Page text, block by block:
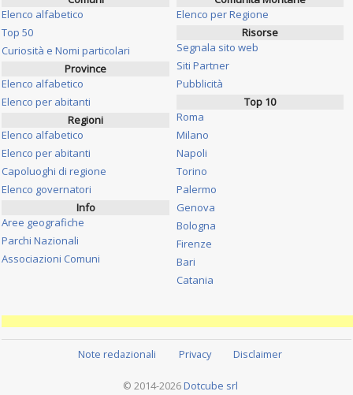
Elenco alfabetico
Top 50
Curiosità e Nomi particolari
Province
Elenco alfabetico
Elenco per abitanti
Regioni
Elenco alfabetico
Elenco per abitanti
Capoluoghi di regione
Elenco governatori
Info
Aree geografiche
Parchi Nazionali
Associazioni Comuni
Elenco per Regione
Risorse
Segnala sito web
Siti Partner
Pubblicità
Top 10
Roma
Milano
Napoli
Torino
Palermo
Genova
Bologna
Firenze
Bari
Catania
Note redazionali Privacy Disclaimer
© 2014-2026 Dotcube srl